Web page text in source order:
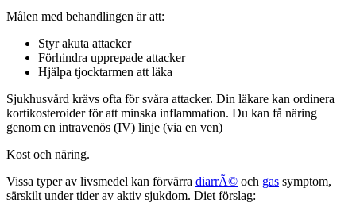
Målen med behandlingen är att:
Styr akuta attacker
Förhindra upprepade attacker
Hjälpa tjocktarmen att läka
Sjukhusvård krävs ofta för svåra attacker. Din läkare kan ordinera
kortikosteroider för att minska inflammation. Du kan få näring
genom en intravenös (IV) linje (via en ven)
Kost och näring.
Vissa typer av livsmedel kan förvärra diarrÃ© och gas symptom,
särskilt under tider av aktiv sjukdom. Diet förslag: